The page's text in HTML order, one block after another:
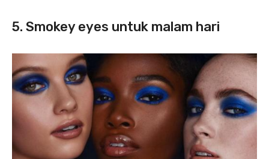
5. Smokey eyes untuk malam hari